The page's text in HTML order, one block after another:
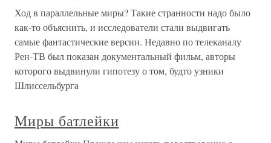
Ход в параллельные миры? Такие странности надо было
как-то объяснить, и исследователи стали выдвигать
самые фантастические версии. Недавно по телеканалу
Рен-ТВ был показан документальный фильм, авторы
которого выдвинули гипотезу о том, будто узники
Шлиссельбурга
Миры батлейки